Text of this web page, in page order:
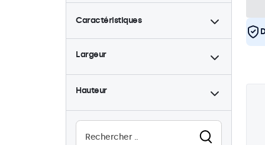
Caractéristiques
4:3 / 5:4
0
Rétro-éclairage ajustable
Haute luminosité
1
Lisible au soleil
Largeur
Hauteur